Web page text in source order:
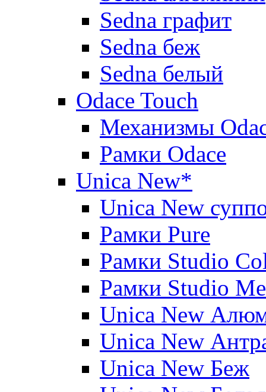
Sedna графит
Sedna беж
Sedna белый
Odace Touch
Механизмы
Рамки Odace
Unica New*
Unica New
Рамки Pure
Рамки Studio
Рамки Studio
Unica New
Unica New
Unica New Беж